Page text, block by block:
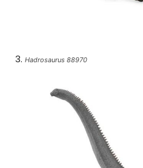
Hadrosaurus 88970